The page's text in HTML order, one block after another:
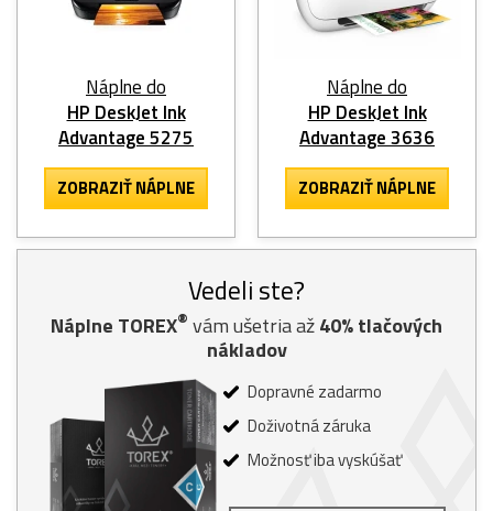
Náplne do
HP DeskJet Ink
Advantage 5275
ZOBRAZIŤ NÁPLNE
Náplne do
HP DeskJet Ink
Advantage 3636
ZOBRAZIŤ NÁPLNE
Vedeli ste?
Náplne TOREX® vám ušetria až40% tlačových
nákladov
Dopravné zadarmo
Doživotná záruka
Možnosť iba vyskúšať